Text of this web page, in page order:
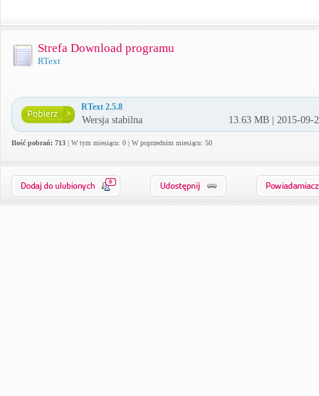
Strefa Download programu
RText
RText 2.5.8
Wersja stabilna 13.63 MB | 2015-09-
Ilość pobrań: 713 | W tym miesiącu: 0 | W poprzednim miesiącu: 50
0